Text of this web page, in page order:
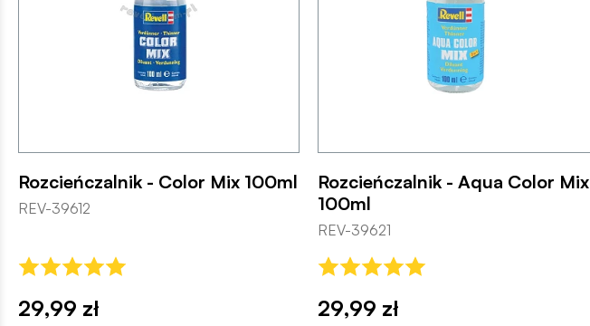
Rozcieńczalnik - Color Mix 100ml
REV-39612
29,99 zł
Rozcieńczalnik - Aqua Color Mix
100ml
REV-39621
29,99 zł